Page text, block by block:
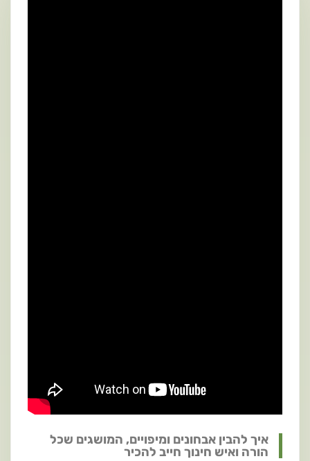
איך להבין אבחונים ומיפויים, המושגים שכל
הורה ואיש חינוך חייב להכיר